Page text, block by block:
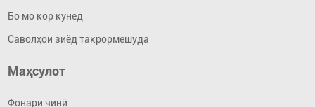
Бо мо кор кунед
Саволҳои зиёд такрормешуда
Маҳсулот
Фонари чинӣ